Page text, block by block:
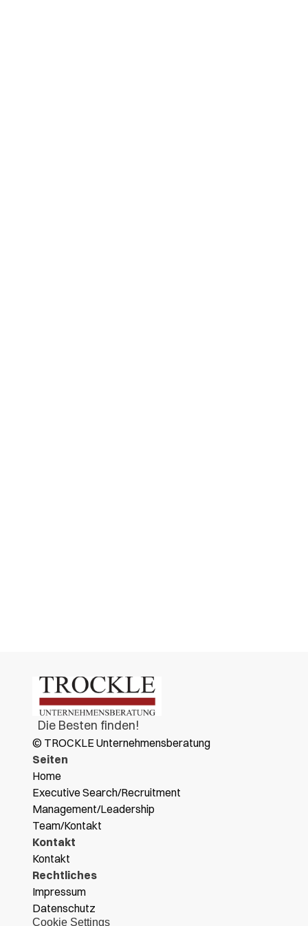
  Die Besten finden!
© TROCKLE Unternehmensberatung
Seiten
Home
Executive Search/Recruitment
Management/Leadership
Team/Kontakt
Kontakt
Kontakt
Rechtliches
Impressum
Datenschutz
Cookie Settings